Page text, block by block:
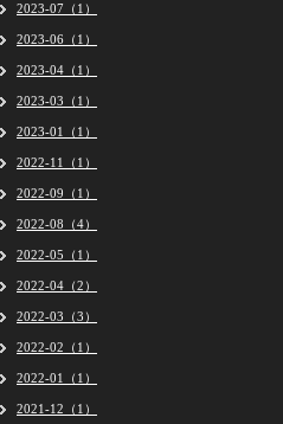
2023-07（1）
2023-06（1）
2023-04（1）
2023-03（1）
2023-01（1）
2022-11（1）
2022-09（1）
2022-08（4）
2022-05（1）
2022-04（2）
2022-03（3）
2022-02（1）
2022-01（1）
2021-12（1）